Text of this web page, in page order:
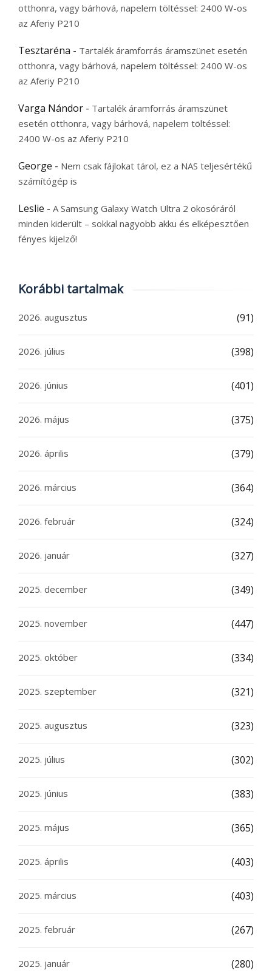
otthonra, vagy bárhová, napelem töltéssel: 2400 W-os
az Aferiy P210
Tesztaréna - Tartalék áramforrás áramszünet esetén
otthonra, vagy bárhová, napelem töltéssel: 2400 W-os
az Aferiy P210
Varga Nándor - Tartalék áramforrás áramszünet
esetén otthonra, vagy bárhová, napelem töltéssel:
2400 W-os az Aferiy P210
George - Nem csak fájlokat tárol, ez a NAS teljesértékű
számítógép is
Leslie - A Samsung Galaxy Watch Ultra 2 okosóráról
minden kiderült – sokkal nagyobb akku és elképesztően
fényes kijelző!
Korábbi tartalmak
2026. augusztus (91)
2026. július (398)
2026. június (401)
2026. május (375)
2026. április (379)
2026. március (364)
2026. február (324)
2026. január (327)
2025. december (349)
2025. november (447)
2025. október (334)
2025. szeptember (321)
2025. augusztus (323)
2025. július (302)
2025. június (383)
2025. május (365)
2025. április (403)
2025. március (403)
2025. február (267)
2025. január (280)